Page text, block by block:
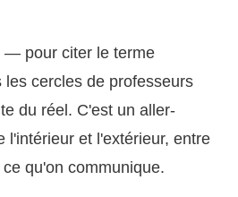
— pour citer le terme
les cercles de professeurs
du réel. C'est un aller-
l'intérieur et l'extérieur, entre
qu'on communique.